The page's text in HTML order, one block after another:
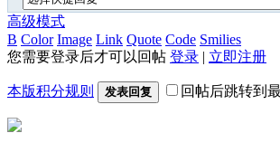
高级模式
B Color Image Link Quote Code Smilies
您需要登录后才可以回帖 登录 | 立即注册
本版积分规则 发表回复 回帖后跳转到